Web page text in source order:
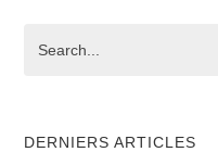
DERNIERS ARTICLES